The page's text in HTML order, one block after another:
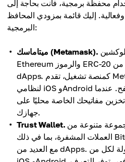
محفظة برمجية، فأنت بحاجة إلى
وفعالية. إليك قائمة بمزودي المحافظ
البرمجية:
ميتاماسك (Metamask).
Ethereum والرموز ERC-20 ويمكن أن تتكامل مع العديد من
dApps. كمنصة تشغيل، تقدم Metamask تطبيقًا محمولًا
لنظامي iOS وAndroid بالإضافة إلى إضافة متصفح. عندما
مفاتيحك الخاصة محليًا على
جهازك.
Trust Wallet.
العملات المشفرة، بما في ذلك Bitcoin وEthereum، وتتكامل
مع العديد من dApps. كما أن لديها تطبيقات محمولة لكل من